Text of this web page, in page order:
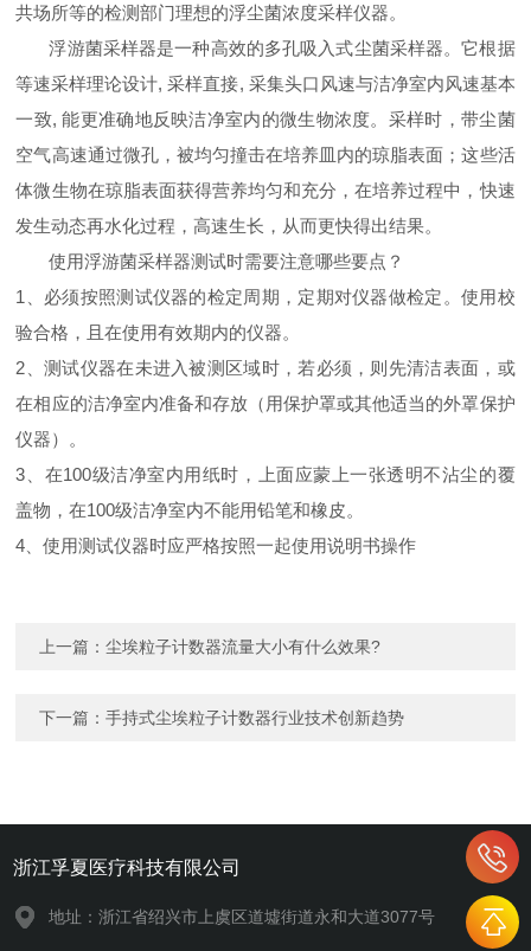
共场所等的检测部门理想的浮尘菌浓度采样仪器。
浮游菌采样器是一种高效的多孔吸入式尘菌采样器。它根据
等速采样理论设计,采样直接, 采集头口风速与洁净室内风速基本
一致,能更准确地反映洁净室内的微生物浓度。采样时，带尘菌
空气高速通过微孔，被均匀撞击在培养皿内的琼脂表面；这些活
体微生物在琼脂表面获得营养均匀和充分，在培养过程中，快速
发生动态再水化过程，高速生长，从而更快得出结果。
使用浮游菌采样器测试时需要注意哪些要点？
1
、必须按照测试仪器的检定周期，定期对仪器做检定。使用校
验合格，且在使用有效期内的仪器。
2 、测试仪器在未进入被测区域时，若必须，则先清洁表面，或
在相应的洁净室内准备和存放（用保护罩或其他适当的外罩保护
仪器）。
3 、在100级洁净室内用纸时，上面应蒙上一张透明不沾尘的覆
盖物，在100级洁净室内不能用铅笔和橡皮。
4 、使用测试仪器时应严格按照一起使用说明书操作
上一篇：尘埃粒子计数器流量大小有什么效果?
下一篇：手持式尘埃粒子计数器行业技术创新趋势
浙江孚夏医疗科技有限公司
地址：浙江省绍兴市上虞区道墟街道永和大道3077号